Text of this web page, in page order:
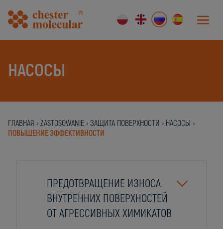
НАСОСЫ
ГЛАВНАЯ › ZASTOSOWANIE › ЗАЩИТА ПОВЕРХНОСТИ › НАСОСЫ ›
ПОВЫШЕНИЕ ЭФФЕКТИВНОСТИ
ПРЕДОТВРАЩЕНИЕ ИЗНОСА
ВНУТРЕННИХ ПОВЕРХНОСТЕЙ
ОТ АГРЕССИВНЫХ ХИМИКАТОВ